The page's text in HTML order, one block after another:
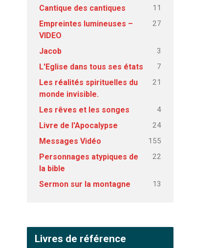
Cantique des cantiques 11
Empreintes lumineuses –
VIDEO
27
Jacob 3
L'Eglise dans tous ses états 7
Les réalités spirituelles du
monde invisible.
21
Les rêves et les songes 4
Livre de l'Apocalypse 24
Messages Vidéo 155
Personnages atypiques de
la bible
22
Sermon sur la montagne 13
Livres de référence